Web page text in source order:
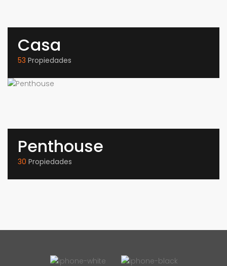
Casa
53 Propiedades
Penthouse
30 Propiedades